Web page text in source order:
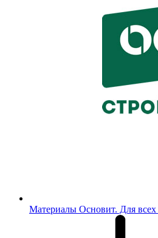
Материалы Основит. Для всех